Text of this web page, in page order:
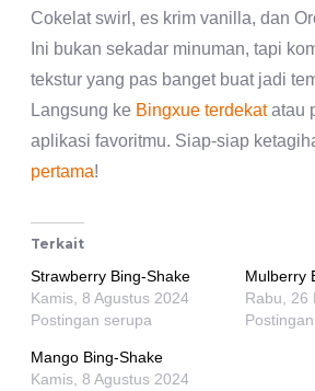
Cokelat swirl, es krim vanilla, dan
Ini bukan sekadar minuman, tapi
tekstur yang pas banget buat jadi
Langsung ke Bingxue terdekatatau
aplikasi favoritmu. Siap-siap
pertama!
Terkait
Strawberry Bing-Shake
Kamis, 8 Agustus 2024
Postingan serupa
Mulberry
Rabu, 26
Mango Bing-Shake
Kamis, 8 Agustus 2024